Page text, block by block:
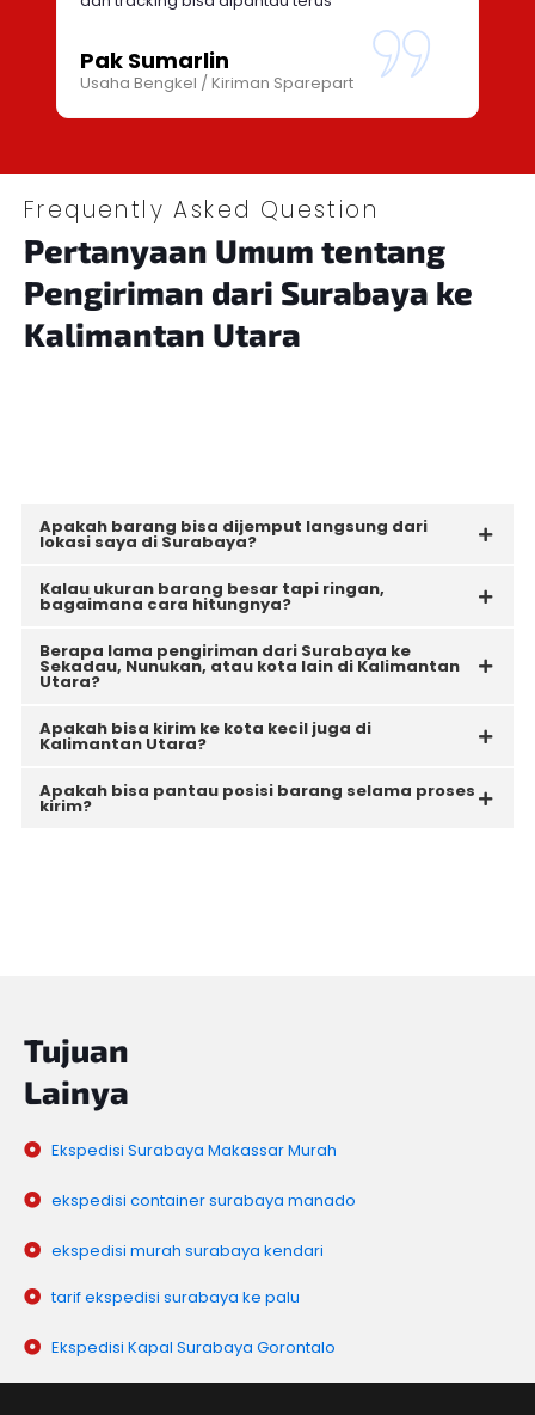
Pak Sumarlin
Usaha Bengkel / Kiriman Sparepart
Frequently Asked Question
Pertanyaan Umum tentang
Pengiriman dari Surabaya ke
Kalimantan Utara
Apakah barang bisa dijemput langsung dari
lokasi saya di Surabaya?
Kalau ukuran barang besar tapi ringan,
bagaimana cara hitungnya?
Berapa lama pengiriman dari Surabaya ke
Sekadau, Nunukan, atau kota lain di Kalimantan
Utara?
Apakah bisa kirim ke kota kecil juga di
Kalimantan Utara?
Apakah bisa pantau posisi barang selama proses
kirim?
Tujuan
Lainya
Ekspedisi Surabaya Makassar Murah
ekspedisi container surabaya manado
ekspedisi murah surabaya kendari
tarif ekspedisi surabaya ke palu
Ekspedisi Kapal Surabaya Gorontalo